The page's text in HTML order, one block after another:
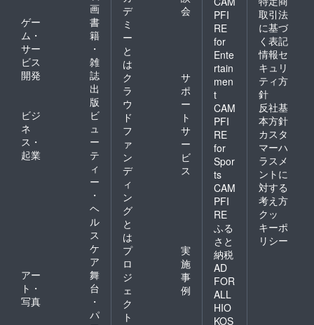
画
ゲー
ム・
サー
ビス
開発
書
籍
・
雑
誌
出
版
ビジ
ネ
ス・
起業
ビ
ュ
ー
テ
ィ
ー
・
ヘ
ル
ス
ケ
ア
アー
ト・
写真
舞
台
・
パ
デ
ミ
ー
と
は
会
ク
ラ
ウ
ド
フ
ァ
ン
デ
ィ
ン
グ
と
は
サ
ポ
ー
ト
サ
ー
ビ
ス
プ
ロ
ジ
ェ
ク
ト
実
施
事
例
PFI
RE
for
Ente
rtain
men
t
CAM
PFI
RE
for
Spor
ts
CAM
PFI
RE
ふる
さと
納税
AD
FOR
ALL
HIO
KOS
取引法
に基づ
く表記
情報セ
キュリ
ティ方
針
反社基
本方針
カスタ
マーハ
ラスメ
ントに
対する
考え方
クッ
キーポ
リシー